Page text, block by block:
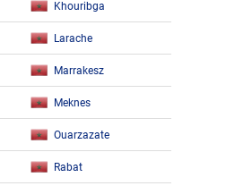
Khouribga
Larache
Marrakesz
Meknes
Ouarzazate
Rabat